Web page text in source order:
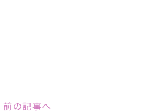
前の記事へ